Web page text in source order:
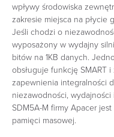
wpływy środowiska
zakresie miejsca na płycie
Jeśli chodzi o
wyposażony w wydajny
bitów na 1KB danych.
obsługuje funkcję SMART
zapewnienia integralności
niezawodności,
SDM5A-M firmy Apacer
pamięci masowej.